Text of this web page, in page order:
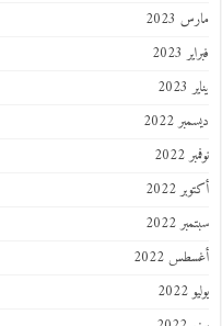
مارس 2023
فبراير 2023
يناير 2023
ديسمبر 2022
نوفمبر 2022
أكتوبر 2022
سبتمبر 2022
أغسطس 2022
يوليو 2022